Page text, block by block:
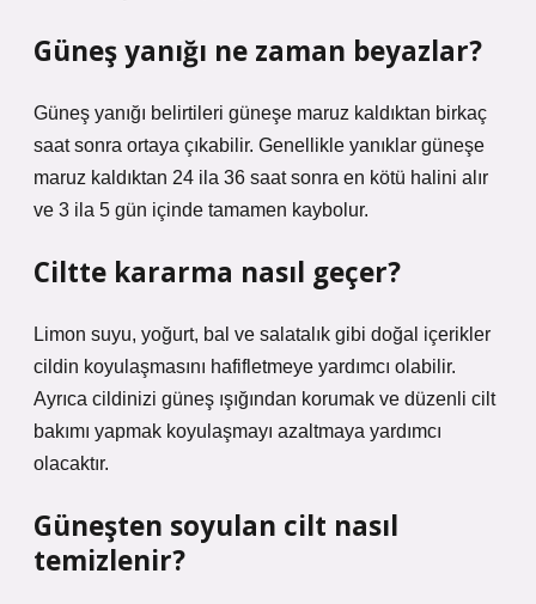
Güneş yanığı ne zaman beyazlar?
Güneş yanığı belirtileri güneşe maruz kaldıktan birkaç
saat sonra ortaya çıkabilir. Genellikle yanıklar güneşe
maruz kaldıktan 24 ila 36 saat sonra en kötü halini alır
ve 3 ila 5 gün içinde tamamen kaybolur.
Ciltte kararma nasıl geçer?
Limon suyu, yoğurt, bal ve salatalık gibi doğal içerikler
cildin koyulaşmasını hafifletmeye yardımcı olabilir.
Ayrıca cildinizi güneş ışığından korumak ve düzenli cilt
bakımı yapmak koyulaşmayı azaltmaya yardımcı
olacaktır.
Güneşten soyulan cilt nasıl
temizlenir?